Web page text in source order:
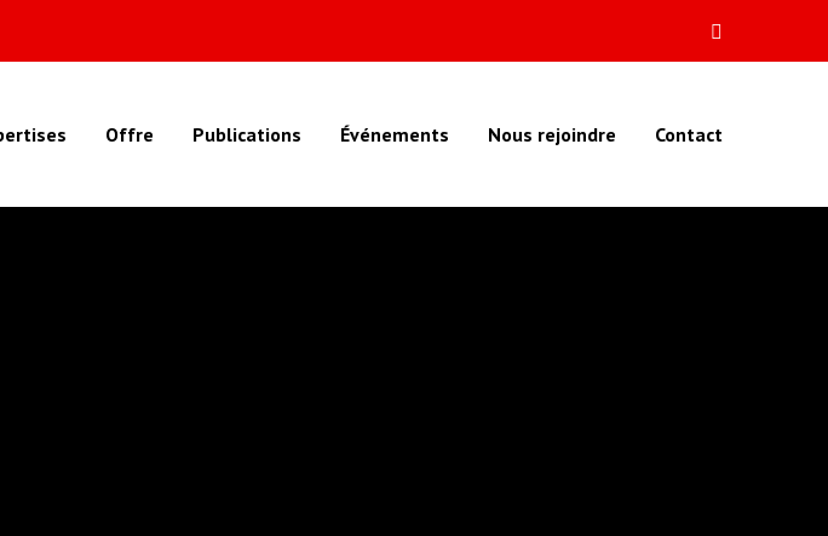
Offre Publications Événements Nous rejoindre Contact